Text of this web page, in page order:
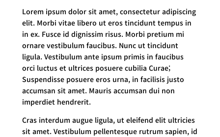
Lorem ipsum dolor sit amet, consectetur adipiscing
elit. Morbi vitae libero ut eros tincidunt tempus in
in ex. Fusce id dignissim risus. Morbi pretium mi
ornare vestibulum faucibus. Nunc ut tincidunt
ligula. Vestibulum ante ipsum primis in faucibus
orci luctus et ultrices posuere cubilia Curae;
Suspendisse posuere eros urna, in facilisis justo
accumsan sit amet. Mauris accumsan dui non
imperdiet hendrerit.
Cras interdum augue ligula, ut eleifend elit ultricies
sit amet. Vestibulum pellentesque rutrum sapien, id